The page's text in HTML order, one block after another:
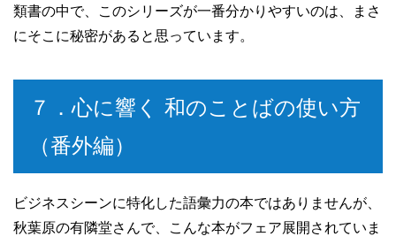
類書の中で、このシリーズが一番分かりやすいのは、まさ
にそこに秘密があると思っています。
７．心に響く 和のことばの使い方
（番外編）
ビジネスシーンに特化した語彙力の本ではありませんが、
秋葉原の有隣堂さんで、こんな本がフェア展開されていま